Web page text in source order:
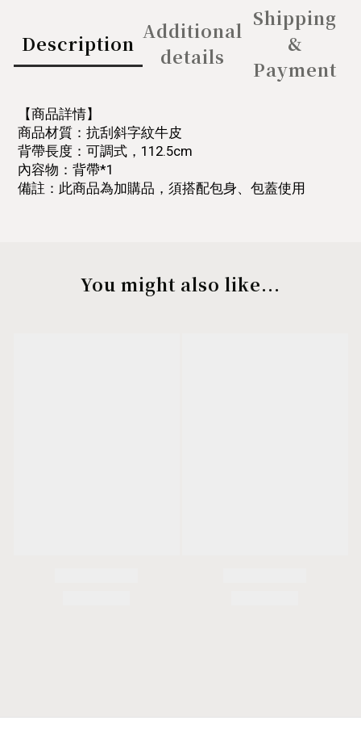
Description
Additional
details
Shipping
&
Payment
【商品詳情】
商品材質：抗刮斜字紋牛皮
背帶長度：可調式，112.5cm
內容物：背帶*1
備註：此商品為加購品，須搭配包身、包蓋使用
You might also like...